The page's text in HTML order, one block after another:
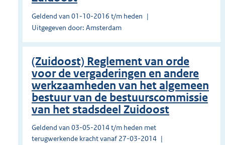
Geldend van 01-10-2016 t/m heden
Uitgegeven door: Amsterdam
(Zuidoost) Reglement van orde
voor de vergaderingen en andere
werkzaamheden van het algemeen
bestuur van de bestuurscommissie
van het stadsdeel Zuidoost
Geldend van 03-05-2014 t/m heden met
terugwerkende kracht vanaf 27-03-2014